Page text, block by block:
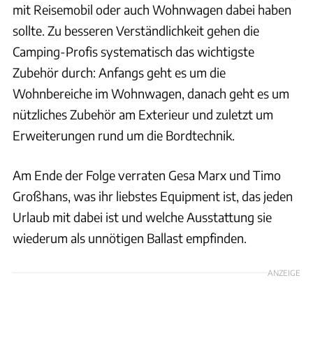
mit Reisemobil oder auch Wohnwagen dabei haben
sollte. Zu besseren Verständlichkeit gehen die
Camping-Profis systematisch das wichtigste
Zubehör durch: Anfangs geht es um die
Wohnbereiche im Wohnwagen, danach geht es um
nützliches Zubehör am Exterieur und zuletzt um
Erweiterungen rund um die Bordtechnik.
Am Ende der Folge verraten Gesa Marx und Timo
Großhans, was ihr liebstes Equipment ist, das jeden
Urlaub mit dabei ist und welche Ausstattung sie
wiederum als unnötigen Ballast empfinden.
ANZEIGE